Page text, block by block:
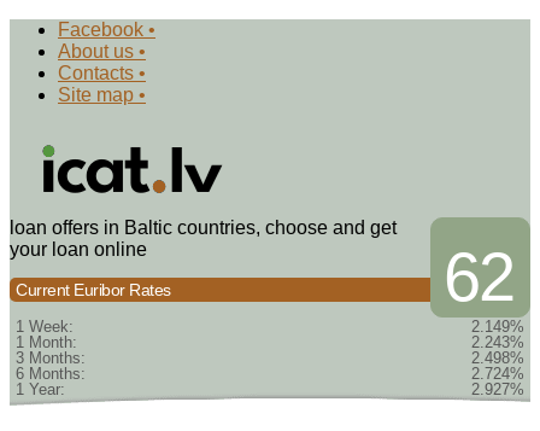
Facebook •
About us •
Contacts •
Site map •
62
loan offers in Baltic countries, choose and get
your loan online
Current Euribor Rates
1 Week:
2.149%
1 Month:
2.243%
3 Months:
2.498%
6 Months:
2.724%
1 Year:
2.927%